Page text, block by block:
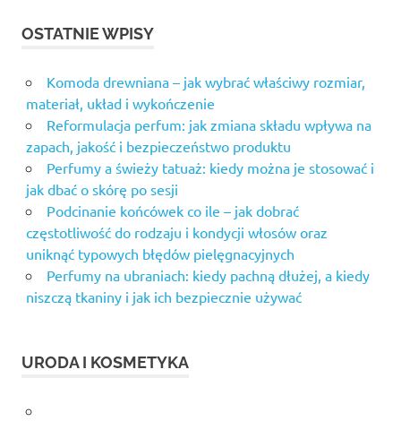
OSTATNIE WPISY
Komoda drewniana – jak wybrać właściwy rozmiar,
materiał, układ i wykończenie
Reformulacja perfum: jak zmiana składu wpływa na
zapach, jakość i bezpieczeństwo produktu
Perfumy a świeży tatuaż: kiedy można je stosować i
jak dbać o skórę po sesji
Podcinanie końcówek co ile – jak dobrać
częstotliwość do rodzaju i kondycji włosów oraz
uniknąć typowych błędów pielęgnacyjnych
Perfumy na ubraniach: kiedy pachną dłużej, a kiedy
niszczą tkaniny i jak ich bezpiecznie używać
URODA I KOSMETYKA